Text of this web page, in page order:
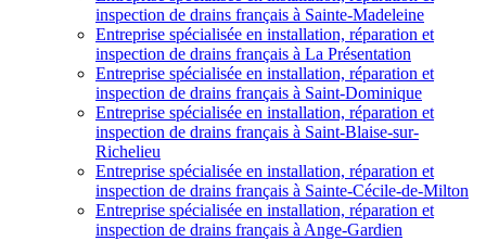
inspection de drains français à Sainte-Madeleine
Entreprise spécialisée en installation, réparation et
inspection de drains français à La Présentation
Entreprise spécialisée en installation, réparation et
inspection de drains français à Saint-Dominique
Entreprise spécialisée en installation, réparation et
inspection de drains français à Saint-Blaise-sur-
Richelieu
Entreprise spécialisée en installation, réparation et
inspection de drains français à Sainte-Cécile-de-Milton
Entreprise spécialisée en installation, réparation et
inspection de drains français à Ange-Gardien